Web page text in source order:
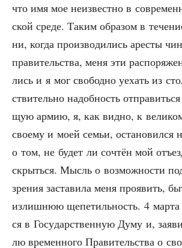
что имя мое неиз­вест­но в
ской сре­де. Таким обра­зом в
ни, когда про­из­во­ди­лись аре­сты
пра­ви­тель­ства, меня эти
лись и я мог сво­бод­но уехать из
стви­тель­но надоб­ность
щую армию, я, как вид­но, к
сво­е­му и моей семьи, оста­но­вил­ся
о том, не будет ли сочтён мой
скрыть­ся. Мысль о воз­мож­но­сти
зре­ния заста­ви­ла меня про­явить,
излиш­нюю щепе­тиль­ность. 4
ся в Госу­дар­ствен­ную Думу и,
лю вре­мен­но­го Пра­ви­тель­ства о